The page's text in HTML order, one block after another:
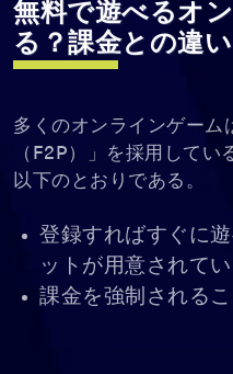
無料で遊べるオ
る？課金との違
多くのオンラインゲーム
（F2P）」を採用してい
以下のとおりである。
登録すればすぐに
ットが用意されて
課金を強制される